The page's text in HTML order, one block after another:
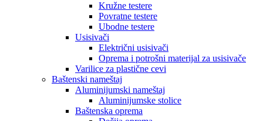
Kružne testere
Povratne testere
Ubodne testere
Usisivači
Električni usisivači
Oprema i potrošni materijal za usisivače
Varilice za plastične cevi
Baštenski nameštaj
Aluminijumski nameštaj
Aluminijumske stolice
Baštenska oprema